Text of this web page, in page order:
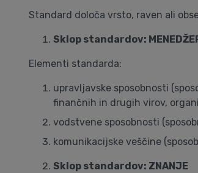
Standard določa vrsto, raven ali
Sklop standardov:
Elementi standarda:
upravljavske sposobnosti
finančnih in drugih virov,
vodstvene sposobnosti
komunikacijske veščine
Sklop standardov: ZNANJE